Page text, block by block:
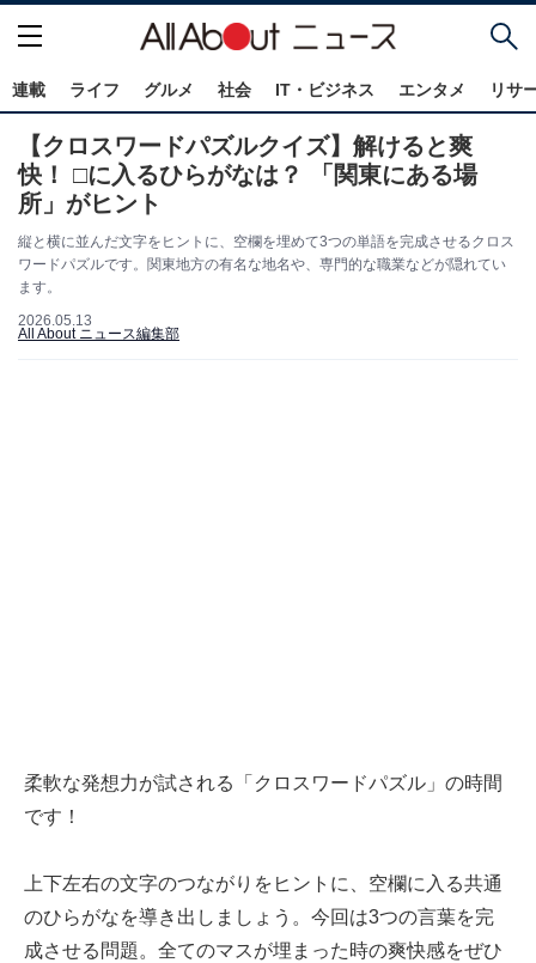
連載 ライフ グルメ 社会 IT・ビジネス エンタメ リサ
【クロスワードパズルクイズ】解けると爽
快！ □に入るひらがなは？ 「関東にある場
所」がヒント
縦と横に並んだ文字をヒントに、空欄を埋めて3つの単語を完成させるクロス
ワードパズルです。関東地方の有名な地名や、専門的な職業などが隠れてい
ます。
2026.05.13
All About ニュース編集部
柔軟な発想力が試される「クロスワードパズル」の時間
です！
上下左右の文字のつながりをヒントに、空欄に入る共通
のひらがなを導き出しましょう。今回は3つの言葉を完
成させる問題。全てのマスが埋まった時の爽快感をぜひ